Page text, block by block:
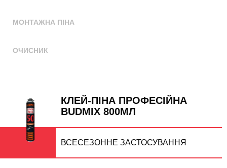
МОНТАЖНА ПІНА
ОЧИСНИК
КЛЕЙ-ПІНА ПРОФЕСІЙНА
BUDMIX 800МЛ
ВСЕСЕЗОННЕ ЗАСТОСУВАННЯ